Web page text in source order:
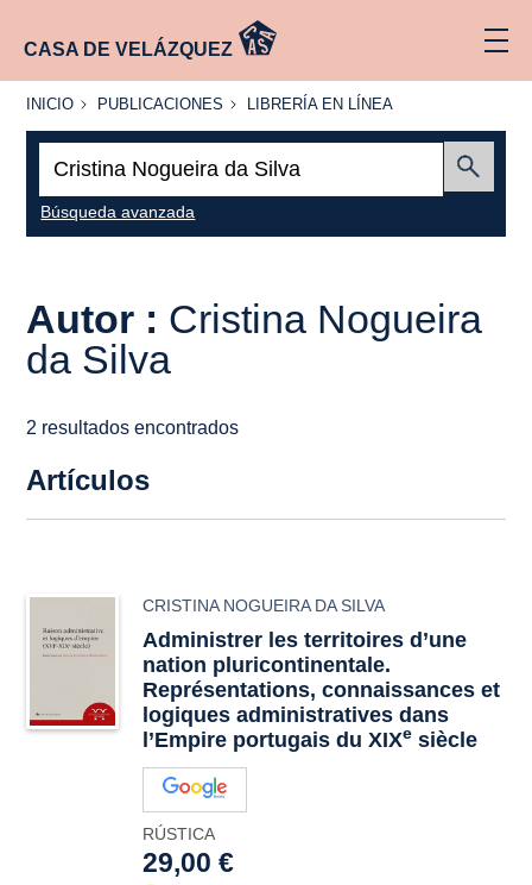
CASA DE VELÁZQUEZ
INICIO
INICIO PUBLICACIONES
PUBLICACIONES
LIBRERÍA
LÍNEA
LIBRERÍA EN LÍNEA
Búsqueda avanzada
Autor : Cristina Nogueira
da Silva
2 resultados encontrados
Artículos
CRISTINA NOGUEIRA DA SILVA
Administrer les territoires d’une
nation pluricontinentale.
Représentations, connaissances et
logiques administratives dans
l’Empire portugais du XIXe siècle
RÚSTICA
29,00 €